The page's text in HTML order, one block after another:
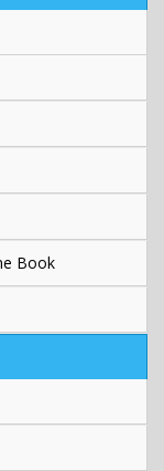
Book